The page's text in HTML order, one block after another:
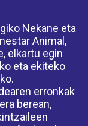
Nekane eta
Animal,
elkartu egin
eta ekiteko
erronkak
berean,